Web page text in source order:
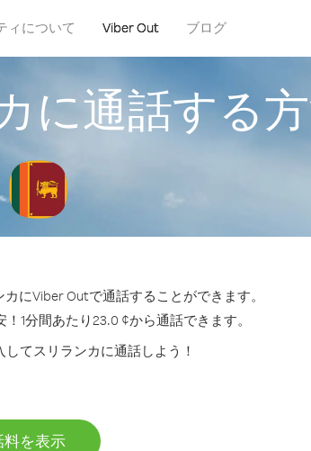
ィについて Viber Out ブログ
に通話する
にViber Outで通話することができます。
1分間あたり23.0 ¢から通話できます。
てスリランカに通話しよう！
料を表示